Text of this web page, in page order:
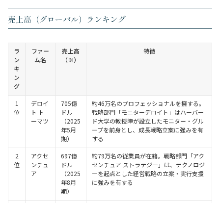
売上高（グローバル）ランキング
ラ
ン
キ
ン
グ
ファー
ム名
売上高
（※）
特徴
1
位
デロイ
ト ト
ーマツ
705億
ドル
（2025
年5月
期）
約46万名のプロフェッショナルを擁する。
戦略部門「モニターデロイト」はハーバー
ド大学の教授陣が設立したモニター・グル
ープを前身とし、成長戦略立案に強みを有
する
2
位
アクセ
ンチュ
ア
697億
ドル
（2025
年8月
期）
約79万名の従業員が在籍。戦略部門「アク
センチュア ストラテジー」は、テクノロジ
ーを起点とした経営戦略の立案・実行支援
に強みを有する